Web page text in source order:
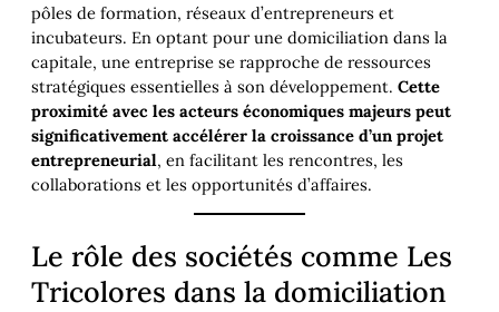
pôles de formation, réseaux d’entrepreneurs et
incubateurs. En optant pour une domiciliation dans la
capitale, une entreprise se rapproche de ressources
stratégiques essentielles à son développement. Cette
proximité avec les acteurs économiques majeurs peut
significativement accélérer la croissance d’un projet
entrepreneurial, en facilitant les rencontres, les
collaborations et les opportunités d’affaires.
Le rôle des sociétés comme Les
Tricolores dans la domiciliation